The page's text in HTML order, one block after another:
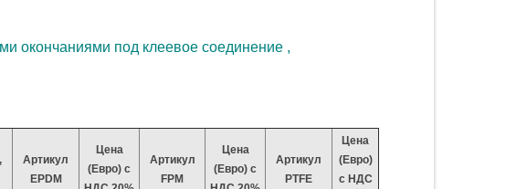
окончаниями под клеевое соединение ,
Артикул
EPDM
Цена
(Евро) с
Артикул
FPM
Цена
(Евро) с
Артикул
PTFE
Цена
(Евро)
с НДС